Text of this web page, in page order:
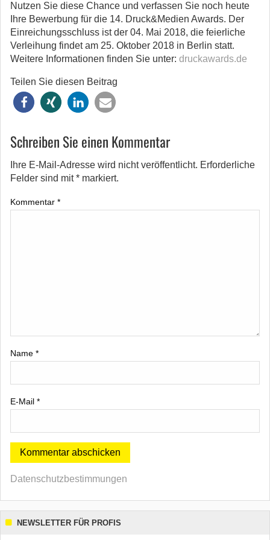
Nutzen Sie diese Chance und verfassen Sie noch heute
Ihre Bewerbung für die 14. Druck&Medien Awards. Der
Einreichungsschluss ist der 04. Mai 2018, die feierliche
Verleihung findet am 25. Oktober 2018 in Berlin statt.
Weitere Informationen finden Sie unter: druckawards.de
Teilen Sie diesen Beitrag
Schreiben Sie einen Kommentar
Ihre E-Mail-Adresse wird nicht veröffentlicht. Erforderliche
Felder sind mit* markiert.
Kommentar *
Name *
E-Mail *
Datenschutzbestimmungen
NEWSLETTER FÜR PROFIS